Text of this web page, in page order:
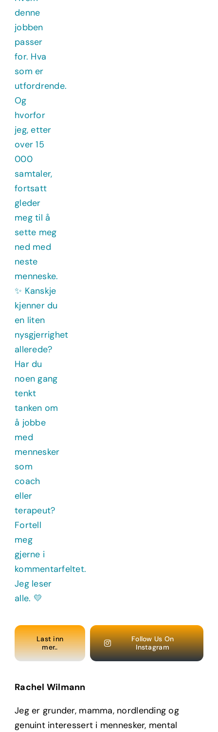
Last inn
mer..
Follow Us On
Instagram
Rachel Wilmann
Jeg er grunder, mamma, nordlending og
genuint interessert i mennesker, mental